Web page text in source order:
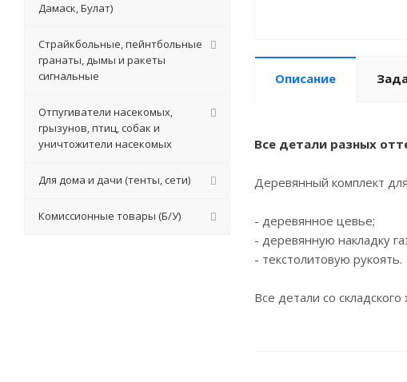
Описание
Все детали разных
Деревянный комплект
- деревянное цевье;
- деревянную накладку
- текстолитовую рукоять.
Все детали со складского
Дамаск, Булат)
Страйкбольные, пейнтбольные
гранаты, дымы и ракеты
сигнальные
Отпугиватели насекомых,
грызунов, птиц, собак и
уничтожители насекомых
Для дома и дачи (тенты, сети)
Комиссионные товары (Б/У)